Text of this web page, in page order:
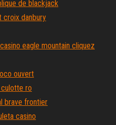
de blackjack
croix danbury
eagle mountain cliquez
ouvert
culotte ro
brave frontier
casino